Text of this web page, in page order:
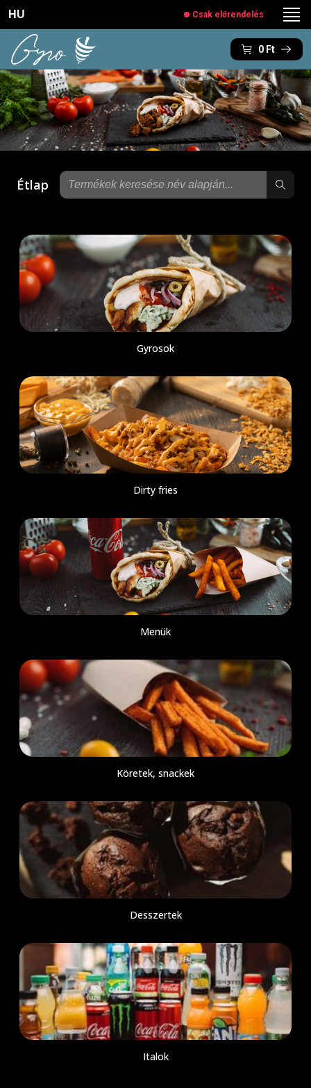
HU Csak előrendelés
0 Ft
Étlap
Gyrosok
Dirty fries
Menük
Köretek, snackek
Desszertek
Italok